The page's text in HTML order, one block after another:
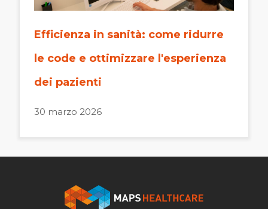
Efficienza in sanità: come ridurre
le code e ottimizzare l'esperienza
dei pazienti
30 marzo 2026